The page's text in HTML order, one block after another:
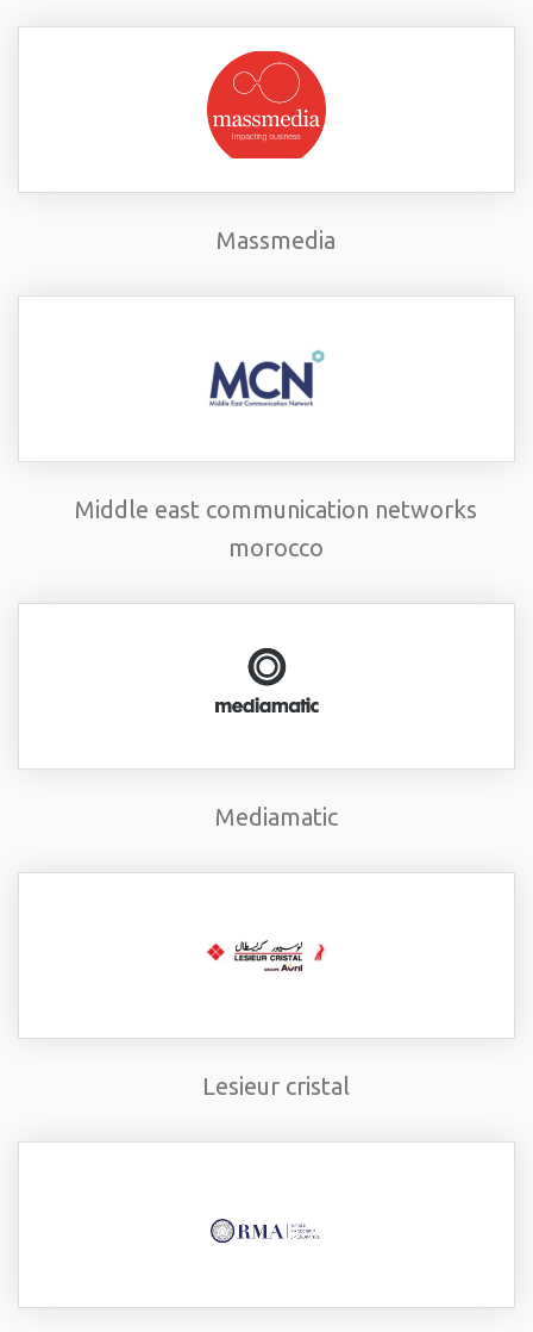
Massmedia
Middle east communication networks
morocco
Mediamatic
Lesieur cristal